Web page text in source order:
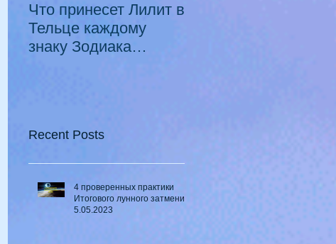
Что принесет Лилит в
Тельце каждому
знаку Зодиака
Recent Posts
4 проверенных практики
Итогового лунного затмения
5.05.2023